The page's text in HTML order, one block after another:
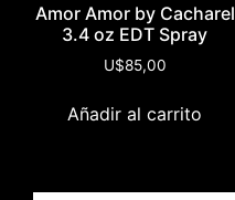
Amor Amor by Cacharel
3.4 oz EDT Spray
U$85,00
Añadir al carrito